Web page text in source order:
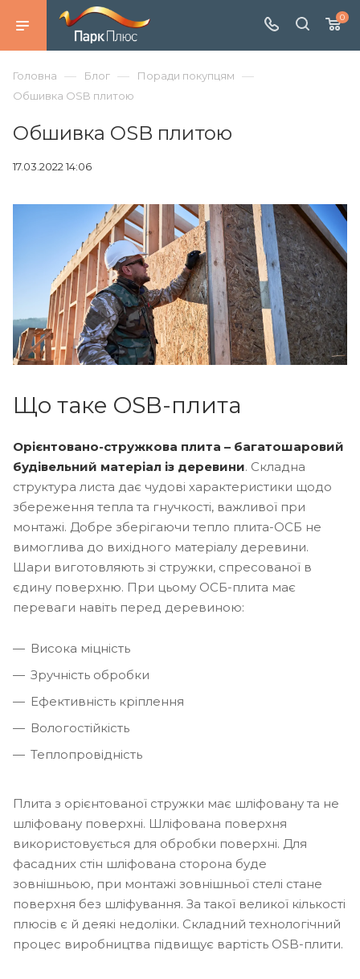
0
Головна — Блог — Поради покупцям —
Обшивка OSB плитою
Обшивка OSB плитою
17.03.2022 14:06
Що таке OSB-плита
Орієнтовано-стружкова плита – багатошаровий
будівельний матеріал із деревини. Складна
структура листа дає чудові характеристики щодо
збереження тепла та гнучкості, важливої ​​при
монтажі. Добре зберігаючи тепло плита-ОСБ не
вимоглива до вихідного матеріалу деревини.
Шари виготовляють зі стружки, спресованої в
єдину поверхню. При цьому ОСБ-плита має
переваги навіть перед деревиною:
Висока міцність
Зручність обробки
Ефективність кріплення
Вологостійкість
Теплопровідність
Плита з орієнтованої стружки має шліфовану та не
шліфовану поверхні. Шліфована поверхня
використовується для обробки поверхні. Для
фасадних стін шліфована сторона буде
зовнішньою, при монтажі зовнішньої стелі стане
поверхня без шліфування. За такої великої кількості
плюсів є й деякі недоліки. Складний технологічний
процес виробництва підвищує вартість OSB-плити.